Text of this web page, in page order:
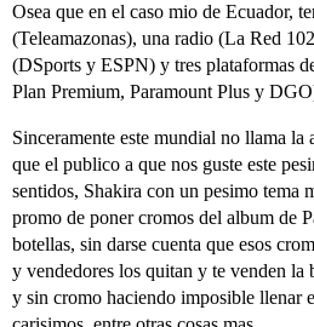
Osea que en el caso mio de Ecuador,
(Teleamazonas), una radio (La Red
(DSports y ESPN) y tres plataformas
Plan Premium, Paramount Plus y
Sinceramente este mundial no llama la
que el publico a que nos guste este
sentidos, Shakira con un pesimo tema
promo de poner cromos del album de
botellas, sin darse cuenta que esos
y vendedores los quitan y te venden la
y sin cromo haciendo imposible llenar